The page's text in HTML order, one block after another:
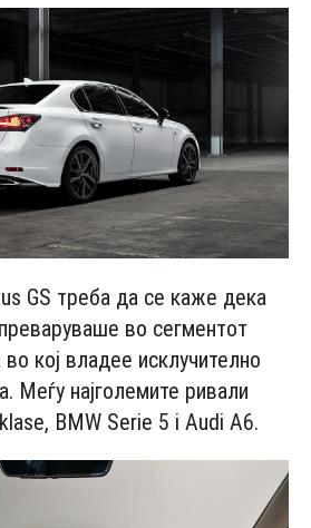
GS треба да се каже дека
во сегментот
кој владее исклучително
Меѓу најголемите ривали
BMW Serie 5 i Audi A6.